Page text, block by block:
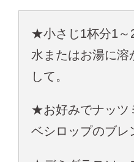
★小さじ1杯分1～
水またはお湯に溶
して。
★お好みでナッツ
ベシロップのブレ